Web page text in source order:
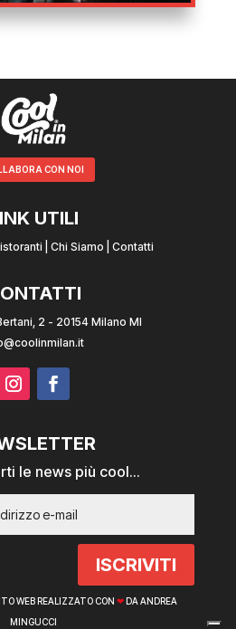
CON NOI
UTILI
Chi Siamo Contatti
2 - 20154 Milano MI
le news più cool...
ISCRIVITI
WEB REALIZZATO CON ❤DA ANDREA
MINGUCCI